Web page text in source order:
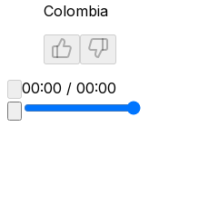
Colombia
00:00 / 00:00